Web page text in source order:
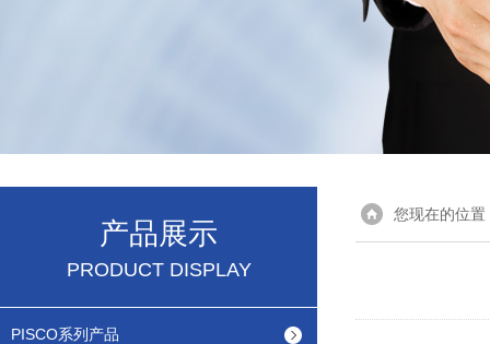
产品展示
PRODUCT DISPLAY
PISCO系列产品
您现在的位置